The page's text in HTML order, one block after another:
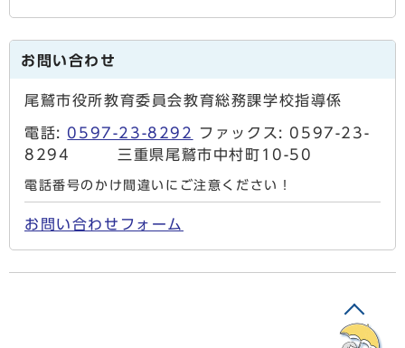
お問い合わせ
尾鷲市役所教育委員会教育総務課学校指導係
電話: 0597-23-8292
ファックス: 0597-23-
8294 三重県尾鷲市中村町10-50
電話番号のかけ間違いにご注意ください！
お問い合わせフォーム